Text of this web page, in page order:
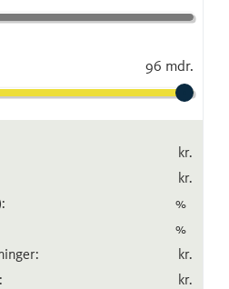
96 mdr.
kr.
kr.
:
%
%
kr.
kr.